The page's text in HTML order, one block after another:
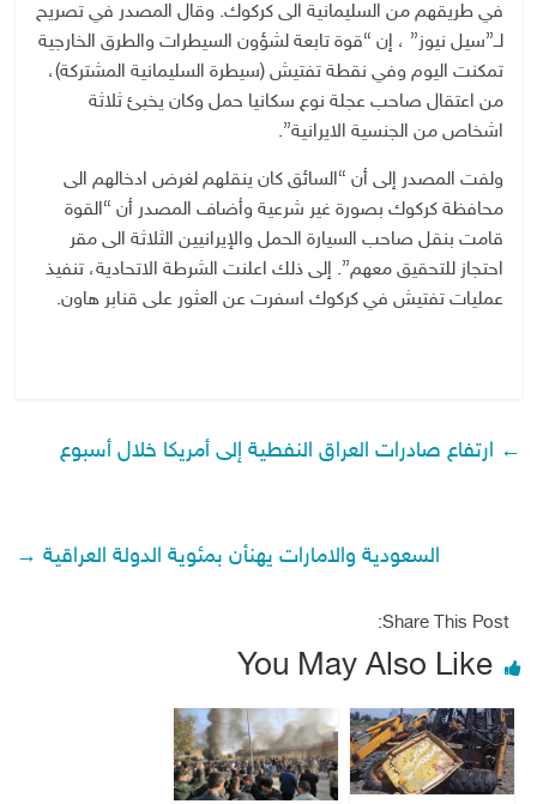
في طريقهم من السليمانية الى كركوك. وقال المصدر في تصريح
لــ”سيل نيوز” ، إن “قوة تابعة لشؤون السيطرات والطرق الخارجية
تمكنت اليوم وفي نقطة تفتيش (سيطرة السليمانية المشتركة)،
من اعتقال صاحب عجلة نوع سكانيا حمل وكان يخبئ ثلاثة
اشخاص من الجنسية الايرانية”.
ولفت المصدر إلى أن “السائق كان ينقلهم لغرض ادخالهم الى
محافظة كركوك بصورة غير شرعية وأضاف المصدر أن “القوة
قامت بنقل صاحب السيارة الحمل والإيرانيين الثلاثة الى مقر
احتجاز للتحقيق معهم”. إلى ذلك اعلنت الشرطة الاتحادية، تنفيذ
عمليات تفتيش في كركوك اسفرت عن العثور على قنابر هاون.
← ارتفاع صادرات العراق النفطية إلى أمريكا خلال أسبوع
السعودية والامارات يهنأن بمئوية الدولة العراقية →
Share This Post:
You May Also Like